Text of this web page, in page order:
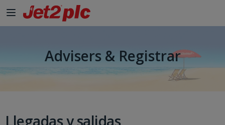
Advisers & Registrar
Llegadas y salidas